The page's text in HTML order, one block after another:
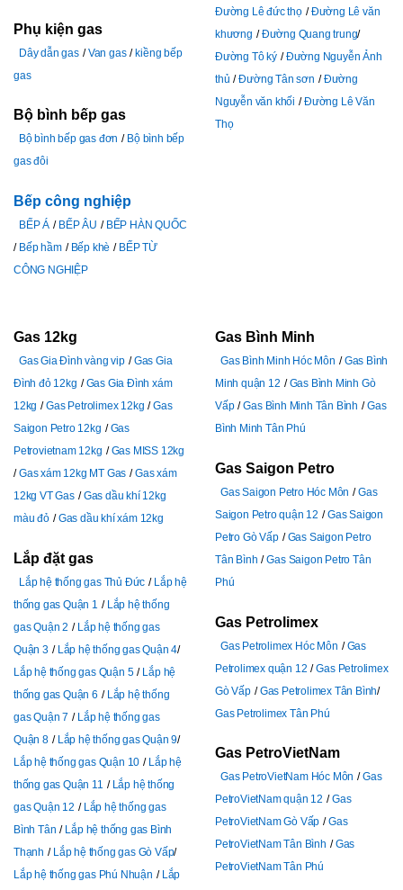
Phụ kiện gas
Dây dẫn gas Van gas
kiềng bếp
gas
Bộ bình bếp gas
Bộ bình bếp gas đơn
Bộ bình bếp
gas đôi
Bếp công nghiệp
BẾP Á BẾP ÂU
BẾP HÀN QUỐC
Bếp hầm
Bếp khè
BẾP TỪ
CÔNG NGHIỆP
Đường Lê đức thọ
Đường Lê văn
khương
Đường Quang trung
Đường Tô ký
Đường Nguyễn Ảnh
thủ
Đường Tân sơn
Đường
Nguyễn văn khối
Đường Lê Văn
Thọ
Gas 12kg
Gas Gia Đình vàng vip
Gas Gia
Đình đỏ 12kg
Gas Gia Đình xám
12kg
Gas Petrolimex 12kg
Gas
Saigon Petro 12kg
Gas
Petrovietnam 12kg
Gas MISS 12kg
Gas xám 12kg MT Gas
Gas xám
12kg VT Gas
Gas dầu khí 12kg
màu đỏ
Gas dầu khí xám 12kg
Lắp đặt gas
Lắp hệ thống gas Thủ Đức
Lắp hệ
thống gas Quận 1
Lắp hệ thống
gas Quận 2
Lắp hệ thống gas
Quận 3
Lắp hệ thống gas Quận 4
Lắp hệ thống gas Quận 5
Lắp hệ
thống gas Quận 6
Lắp hệ thống
gas Quận 7
Lắp hệ thống gas
Quận 8
Lắp hệ thống gas Quận 9
Lắp hệ thống gas Quận 10
Lắp hệ
thống gas Quận 11
Lắp hệ thống
gas Quận 12
Lắp hệ thống gas
Bình Tân
Lắp hệ thống gas Bình
Thạnh
Lắp hệ thống gas Gò Vấp
Lắp hệ thống gas Phú Nhuận
Lắp
Gas Bình Minh
Gas Bình Minh Hóc Môn
Gas Bình
Minh quận 12
Gas Bình Minh Gò
Vấp
Gas Bình Minh Tân Bình
Gas
Bình Minh Tân Phú
Gas Saigon Petro
Gas Saigon Petro Hóc Môn
Gas
Saigon Petro quận 12
Gas Saigon
Petro Gò Vấp
Gas Saigon Petro
Tân Bình
Gas Saigon Petro Tân
Phú
Gas Petrolimex
Gas Petrolimex Hóc Môn
Gas
Petrolimex quận 12
Gas Petrolimex
Gò Vấp
Gas Petrolimex Tân Bình
Gas Petrolimex Tân Phú
Gas PetroVietNam
Gas PetroVietNam Hóc Môn
Gas
PetroVietNam quận 12
Gas
PetroVietNam Gò Vấp
Gas
PetroVietNam Tân Bình
Gas
PetroVietNam Tân Phú